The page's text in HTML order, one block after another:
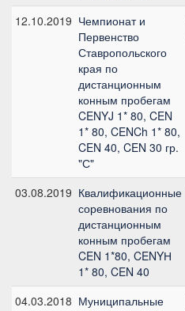
12.10.2019 Чемпионат и
Первенство
Ставропольского
края по
дистанционным
конным пробегам
CENYJ 1* 80, CEN
1* 80, CENCh 1* 80,
CEN 40, CEN 30 гр.
"С"
03.08.2019 Квалификационные
соревнования по
дистанционным
конным пробегам
CEN 1*80, CENYН
1* 80, CEN 40
04.03.2018 Муниципальные